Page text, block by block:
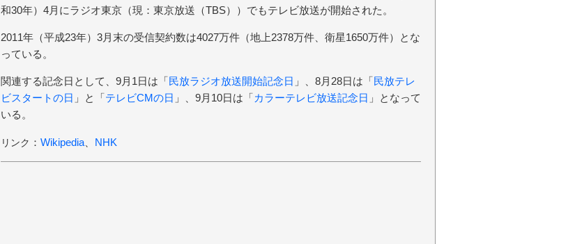
和30年）4月にラジオ東京（現：東京放送（TBS））でもテレビ放送が開始された。
2011年（平成23年）3月末の受信契約数は4027万件（地上2378万件、衛星1650万件）とな
っている。
関連する記念日として、9月1日は「民放ラジオ放送開始記念日 」、8月28日は「民放テレ
ビスタートの日 」と「テレビCMの日 」、9月10日は「カラーテレビ放送記念日 」となって
いる。
リンク ： Wikipedia NHK